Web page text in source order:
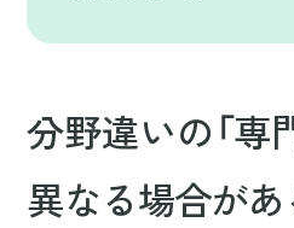
分野違いの「専
異なる場合があ